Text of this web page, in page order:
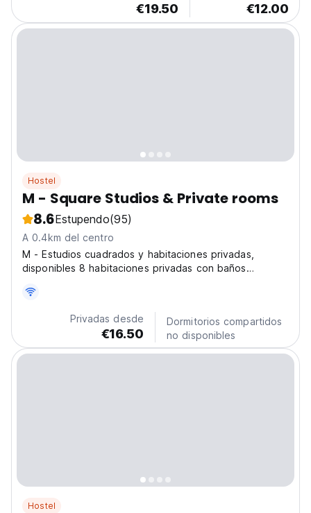
€19.50 €12.00
Hostel
M - Square Studios & Private rooms
8.6Estupendo(95)
A 0.4km del centro
M - Estudios cuadrados y habitaciones privadas,
disponibles 8 habitaciones privadas con baños
dos habitaciones.
Privadas desde
€16.50
Dormitorios compartidos
no disponibles
Hostel